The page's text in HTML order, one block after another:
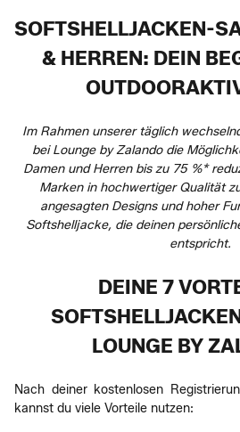
SOFTSHELLJACKEN-
& HERREN: DEIN
Im Rahmen unserer täglich
bei Lounge by Zalando die
Damen und Herren bis zu 75 %*
Marken in hochwertiger Qualität
angesagten Designs und hoher
Softshelljacke, die deinen
entspricht.
DEINE 7
LOUNGE BY
Nach deiner kostenlosen
kannst du viele Vorteile nutzen: